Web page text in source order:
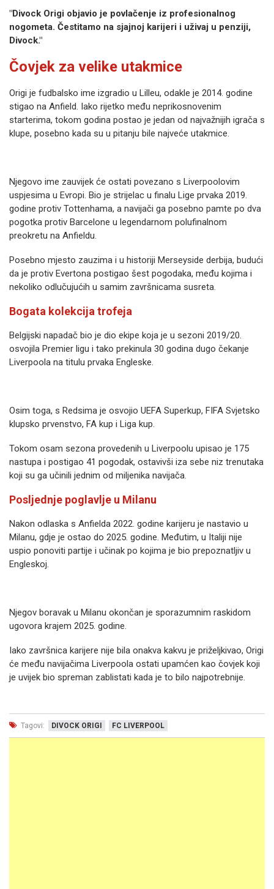
"Divock Origi objavio je povlačenje iz profesionalnog
nogometa. Čestitamo na sjajnoj karijeri i uživaj u penziji,
Divock."
Čovjek za velike utakmice
Origi je fudbalsko ime izgradio u Lilleu, odakle je 2014. godine
stigao na Anfield. Iako rijetko među neprikosnovenim
starterima, tokom godina postao je jedan od najvažnijih igrača s
klupe, posebno kada su u pitanju bile najveće utakmice.
Njegovo ime zauvijek će ostati povezano s Liverpoolovim
uspjesima u Evropi. Bio je strijelac u finalu Lige prvaka 2019.
godine protiv Tottenhama, a navijači ga posebno pamte po dva
pogotka protiv Barcelone u legendarnom polufinalnom
preokretu na Anfieldu.
Posebno mjesto zauzima i u historiji Merseyside derbija, budući
da je protiv Evertona postigao šest pogodaka, među kojima i
nekoliko odlučujućih u samim završnicama susreta.
Bogata kolekcija trofeja
Belgijski napadač bio je dio ekipe koja je u sezoni 2019/20.
osvojila Premier ligu i tako prekinula 30 godina dugo čekanje
Liverpoola na titulu prvaka Engleske.
Osim toga, s Redsima je osvojio UEFA Superkup, FIFA Svjetsko
klupsko prvenstvo, FA kup i Liga kup.
Tokom osam sezona provedenih u Liverpoolu upisao je 175
nastupa i postigao 41 pogodak, ostavivši iza sebe niz trenutaka
koji su ga učinili jednim od miljenika navijača.
Posljednje poglavlje u Milanu
Nakon odlaska s Anfielda 2022. godine karijeru je nastavio u
Milanu, gdje je ostao do 2025. godine. Međutim, u Italiji nije
uspio ponoviti partije i učinak po kojima je bio prepoznatljiv u
Engleskoj.
Njegov boravak u Milanu okončan je sporazumnim raskidom
ugovora krajem 2025. godine.
Iako završnica karijere nije bila onakva kakvu je priželjkivao, Origi
će među navijačima Liverpoola ostati upamćen kao čovjek koji
je uvijek bio spreman zablistati kada je to bilo najpotrebnije.
Tagovi: DIVOCK ORIGI FC LIVERPOOL